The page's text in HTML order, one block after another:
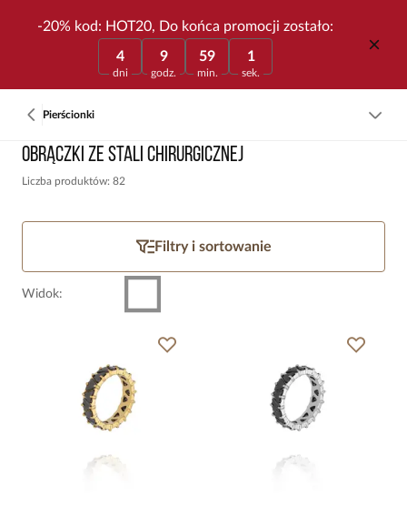
-20% kod: HOT20, Do końca promocji zostało:
4
dni
9
godz.
59
min.
1
sek.
Pierścionki
Obrączki ze stali chirurgicznej
Liczba produktów: 82
Filtry i sortowanie
Widok: